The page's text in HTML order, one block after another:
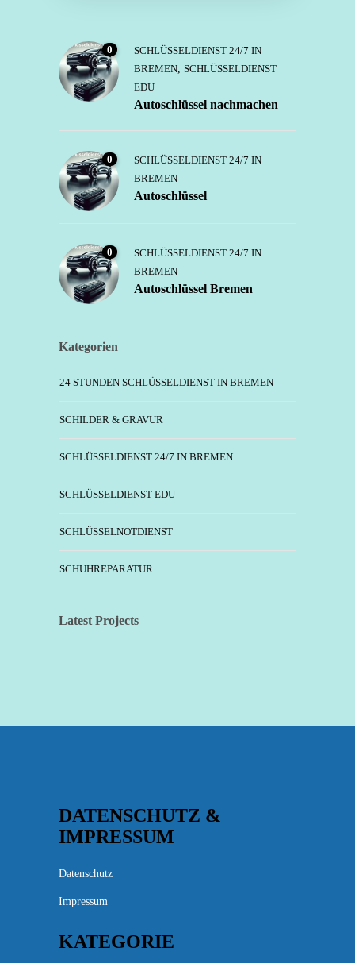
0
SCHLÜSSELDIENST 24/7 IN
BREMEN, SCHLÜSSELDIENST
EDU
Autoschlüssel nachmachen
0
SCHLÜSSELDIENST 24/7 IN
BREMEN
Autoschlüssel
0
SCHLÜSSELDIENST 24/7 IN
BREMEN
Autoschlüssel Bremen
Kategorien
24 STUNDEN SCHLÜSSELDIENST IN BREMEN
SCHILDER & GRAVUR
SCHLÜSSELDIENST 24/7 IN BREMEN
SCHLÜSSELDIENST EDU
SCHLÜSSELNOTDIENST
SCHUHREPARATUR
Latest Projects
DATENSCHUTZ &
IMPRESSUM
Datenschutz
Impressum
KATEGORIE